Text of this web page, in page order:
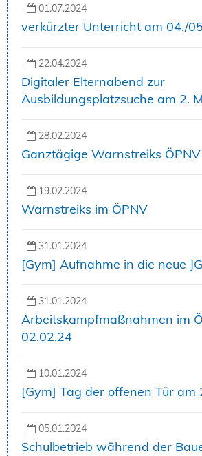
01.07.2024
verkürzter Unterricht am 04./
22.04.2024
Digitaler Elternabend zur
Ausbildungsplatzsuche am 2.
28.02.2024
Ganztägige Warnstreiks
19.02.2024
Warnstreiks im ÖPNV
31.01.2024
[Gym] Aufnahme in die neue
31.01.2024
Arbeitskampfmaßnahmen im
02.02.24
10.01.2024
[Gym] Tag der offenen Tür am
05.01.2024
Schulbetrieb während der